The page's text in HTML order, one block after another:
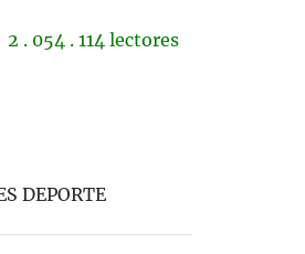
2 . 054 . 114 lectores
DEPORTE